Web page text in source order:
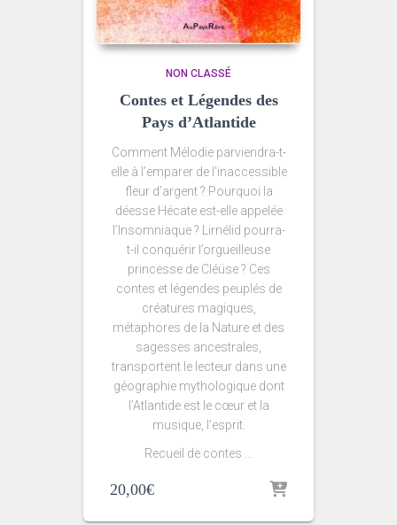
NON CLASSÉ
Contes et Légendes des
Pays d’Atlantide
Comment Mélodie parviendra-t-
elle à l’emparer de l’inaccessible
fleur d’argent ? Pourquoi la
déesse Hécate est-elle appelée
l’Insomniaque ? Lirnélid pourra-
t-il conquérir l’orgueilleuse
princesse de Cléüse ? Ces
contes et légendes peuplés de
créatures magiques,
métaphores de la Nature et des
sagesses ancestrales,
transportent le lecteur dans une
géographie mythologique dont
l’Atlantide est le cœur et la
musique, l’esprit.
Recueil de contes …
20,00€